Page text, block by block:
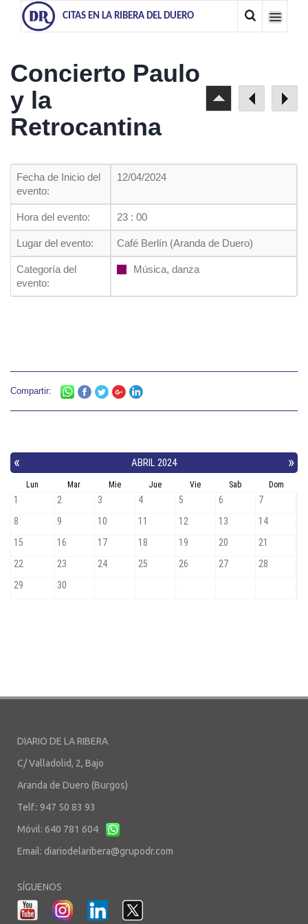
CITAS EN LA RIBERA DEL DUERO
Concierto Paulo
y la
Retrocantina
Fecha de Inicio del
evento:
12/04/2024
Hora del evento: 23 : 00
Lugar del evento: Café Berlín (Aranda de Duero)
Categoría del
evento:
Música, danza
Compartir:
DIARIO DE LA RIBERA
C/ Valladolid, 2, Bajo
Aranda de Duero (Burgos)
Telf.: 947 50 83 93
Móvil: 640 781 604
Email: diariodelaribera@grupodr.com
SÍGUENOS